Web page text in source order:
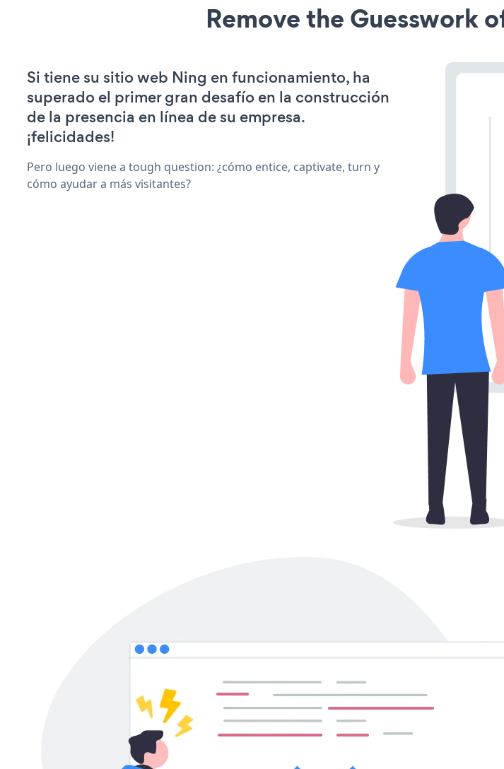
Remove the Guesswork
Si tiene su sitio web Ning en funcionamiento, ha
superado el primer gran desafío en la construcción
de la presencia en línea de su empresa.
¡felicidades!
Pero luego viene a tough question: ¿cómo entice, captivate, turn y
cómo ayudar a más visitantes?